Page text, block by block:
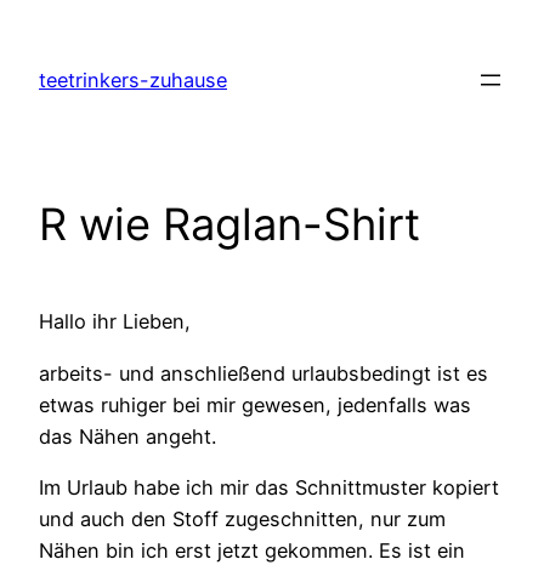
springen
teetrinkers-zuhause
R wie Raglan-Shirt
Hallo ihr Lieben,
arbeits- und anschließend urlaubsbedingt ist es
etwas ruhiger bei mir gewesen, jedenfalls was
das Nähen angeht.
Im Urlaub habe ich mir das Schnittmuster kopiert
und auch den Stoff zugeschnitten, nur zum
Nähen bin ich erst jetzt gekommen. Es ist ein